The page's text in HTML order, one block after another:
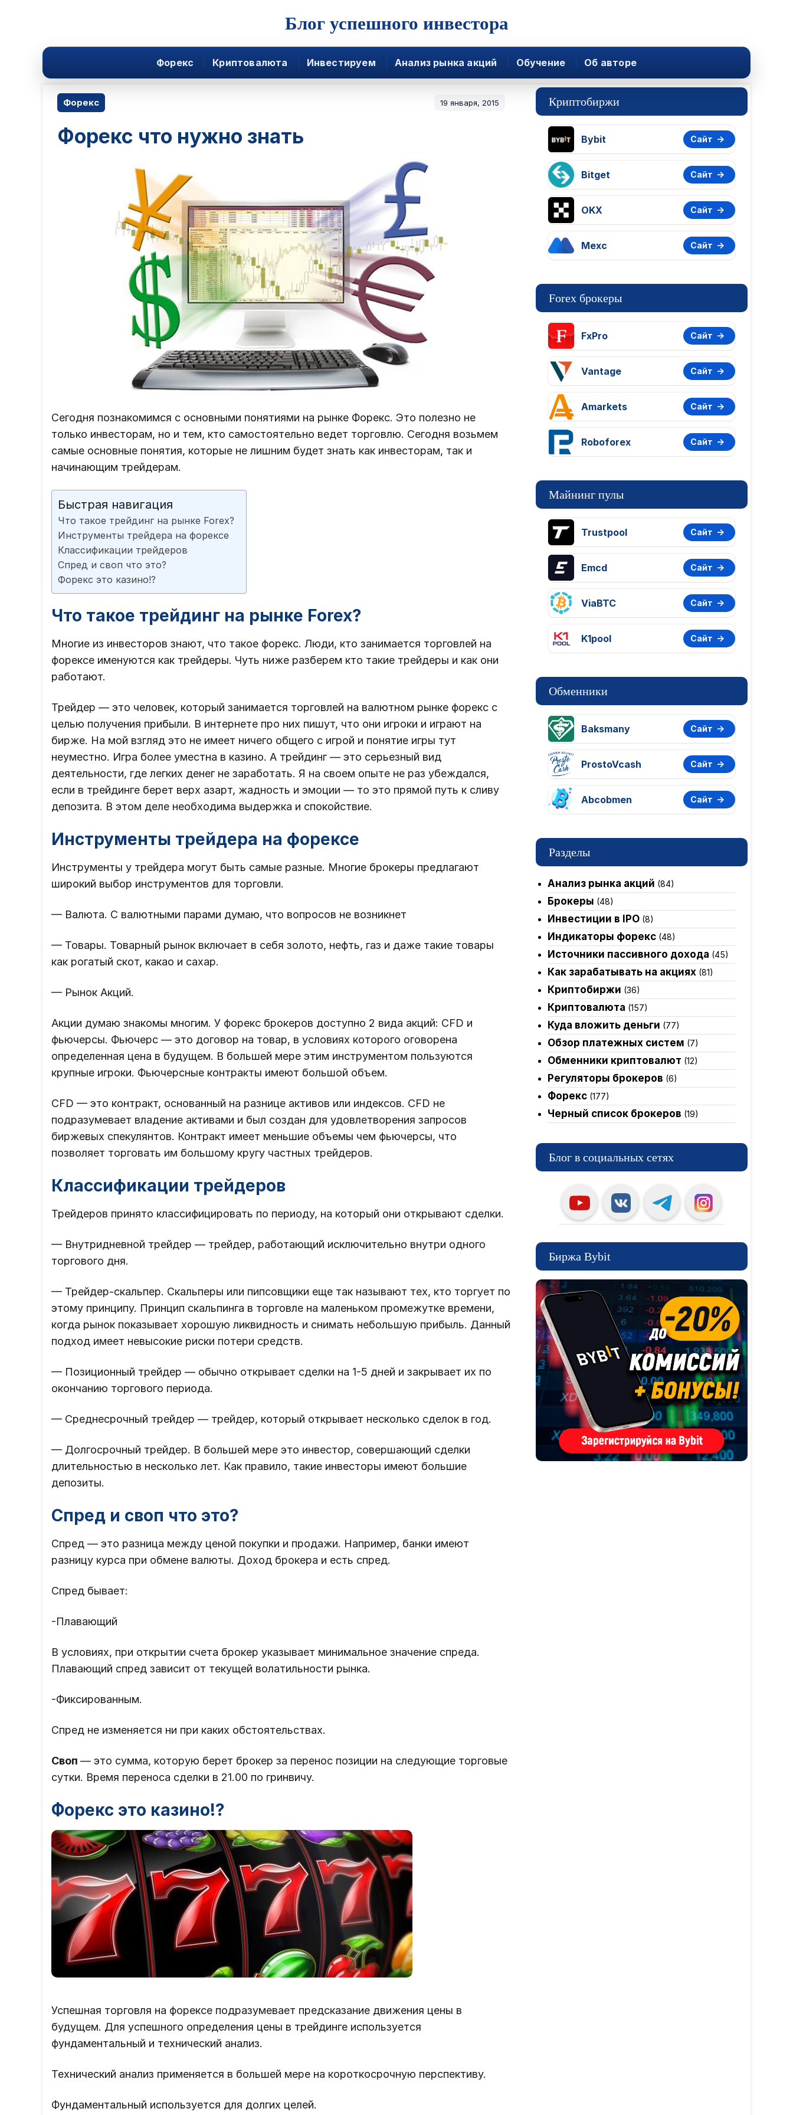
Блог успешного инвестора
Форекс Криптовалюта Инвестируем Анализ рынка акций Обучение Об авторе
Форекс 19 января, 2015
Форекс что нужно знать
Сегодня познакомимся с основными понятиями на рынке Форекс. Это полезно не
только инвесторам, но и тем, кто самостоятельно ведет торговлю. Сегодня возьмем
самые основные понятия, которые не лишним будет знать как инвесторам, так и
начинающим трейдерам.
Быстрая навигация
Что такое трейдинг на рынке Forex?
Инструменты трейдера на форексе
Классификации трейдеров
Спред и своп что это?
Форекс это казино!?
Что такое трейдинг на рынке Forex?
Многие из инвесторов знают, что такое форекс. Люди, кто занимается торговлей на
форексе именуются как трейдеры. Чуть ниже разберем кто такие трейдеры и как они
работают.
Трейдер — это человек, который занимается торговлей на валютном рынке форекс с
целью получения прибыли. В интернете про них пишут, что они игроки и играют на
бирже. На мой взгляд это не имеет ничего общего с игрой и понятие игры тут
неуместно. Игра более уместна в казино. А трейдинг — это серьезный вид
деятельности, где легких денег не заработать. Я на своем опыте не раз убеждался,
если в трейдинге берет верх азарт, жадность и эмоции — то это прямой путь к сливу
депозита. В этом деле необходима выдержка и спокойствие.
Инструменты трейдера на форексе
Инструменты у трейдера могут быть самые разные. Многие брокеры предлагают
широкий выбор инструментов для торговли.
— Валюта. С валютными парами думаю, что вопросов не возникнет
— Товары. Товарный рынок включает в себя золото, нефть, газ и даже такие товары
как рогатый скот, какао и сахар.
— Рынок Акций.
Акции думаю знакомы многим. У форекс брокеров доступно 2 вида акций: CFD и
фьючерсы. Фьючерс — это договор на товар, в условиях которого оговорена
определенная цена в будущем. В большей мере этим инструментом пользуются
крупные игроки. Фьючерсные контракты имеют большой объем.
CFD — это контракт, основанный на разнице активов или индексов. CFD не
подразумевает владение активами и был создан для удовлетворения запросов
биржевых спекулянтов. Контракт имеет меньшие объемы чем фьючерсы, что
позволяет торговать им большому кругу частных трейдеров.
Классификации трейдеров
Трейдеров принято классифицировать по периоду, на который они открывают сделки.
— Внутридневной трейдер — трейдер, работающий исключительно внутри одного
торгового дня.
— Трейдер-скальпер. Скальперы или пипсовщики еще так называют тех, кто торгует по
этому принципу. Принцип скальпинга в торговле на маленьком промежутке времени,
когда рынок показывает хорошую ликвидность и снимать небольшую прибыль. Данный
подход имеет невысокие риски потери средств.
— Позиционный трейдер — обычно открывает сделки на 1-5 дней и закрывает их по
окончанию торгового периода.
— Среднесрочный трейдер — трейдер, который открывает несколько сделок в год.
— Долгосрочный трейдер. В большей мере это инвестор, совершающий сделки
длительностью в несколько лет. Как правило, такие инвесторы имеют большие
депозиты.
Спред и своп что это?
Спред — это разница между ценой покупки и продажи. Например, банки имеют
разницу курса при обмене валюты. Доход брокера и есть спред.
Спред бывает:
-Плавающий
В условиях, при открытии счета брокер указывает минимальное значение спреда.
Плавающий спред зависит от текущей волатильности рынка.
-Фиксированным.
Спред не изменяется ни при каких обстоятельствах.
Своп — это сумма, которую берет брокер за перенос позиции на следующие торговые
сутки. Время переноса сделки в 21.00 по гринвичу.
Форекс это казино!?
Успешная торговля на форексе подразумевает предсказание движения цены в
будущем. Для успешного определения цены в трейдинге используется
фундаментальный и технический анализ.
Технический анализ применяется в большей мере на короткосрочную перспективу.
Фундаментальный используется для долгих целей.
Криптобиржи
Bybit Сайт
Bitget Сайт
OKX Сайт
Mexc Сайт
Forex брокеры
FxPro Сайт
Vantage Сайт
Amarkets Сайт
Roboforex Сайт
Майнинг пулы
Trustpool Сайт
Emcd Сайт
ViaBTC Сайт
K1pool Сайт
Обменники
Baksmany Сайт
ProstoVcash Сайт
Abcobmen Сайт
Разделы
Анализ рынка акций (84)
Брокеры (48)
Инвестиции в IPO(8)
Индикаторы форекс(48)
Источники пассивного дохода (45)
Как зарабатывать на акциях(81)
Криптобиржи (36)
Криптовалюта (157)
Куда вложить деньги (77)
Обзор платежных систем (7)
Обменники криптовалют (12)
Регуляторы брокеров (6)
Форекс(177)
Черный список брокеров (19)
Блог в социальных сетях
Биржа Bybit